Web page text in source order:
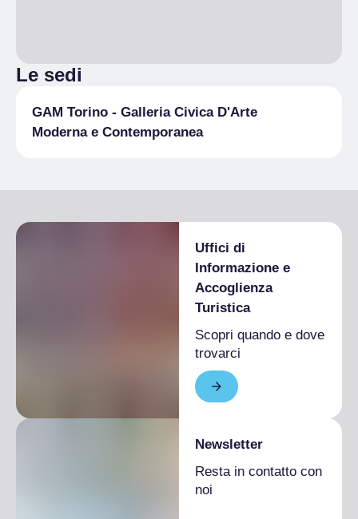
Le sedi
GAM Torino - Galleria Civica D'Arte
Moderna e Contemporanea
Uffici di
Informazione e
Accoglienza
Turistica
Scopri quando e dove
trovarci
Newsletter
Resta in contatto con
noi